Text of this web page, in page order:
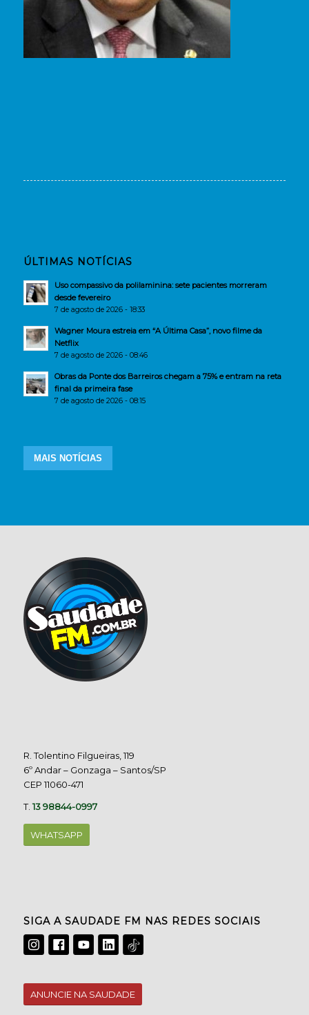
ÚLTIMAS NOTÍCIAS
Uso compassivo da polilaminina: sete pacientes morreram
desde fevereiro
7 de agosto de 2026 - 18:33
Wagner Moura estreia em “A Última Casa”, novo filme da
Netflix
7 de agosto de 2026 - 08:46
Obras da Ponte dos Barreiros chegam a 75% e entram na reta
final da primeira fase
7 de agosto de 2026 - 08:15
MAIS NOTÍCIAS
R. Tolentino Filgueiras, 119
6º Andar – Gonzaga – Santos/SP
CEP 11060-471
T.13 98844-0997
WHATSAPP
SIGA A SAUDADE FM NAS REDES SOCIAIS
ANUNCIE NA SAUDADE